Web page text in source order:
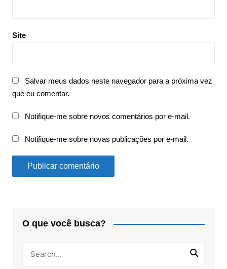
Site
Salvar meus dados neste navegador para a próxima vez
que eu comentar.
Notifique-me sobre novos comentários por e-mail.
Notifique-me sobre novas publicações por e-mail.
O que você busca?